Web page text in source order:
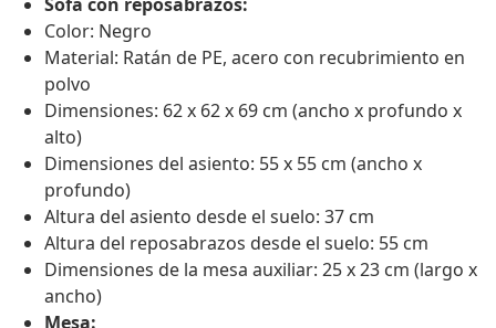
Color: Negro
Material: Ratán de PE, acero con recubrimiento en
polvo
Dimensiones: 62 x 62 x 69 cm (ancho x profundo x
alto)
Dimensiones del asiento: 55 x 55 cm (ancho x
profundo)
Altura del asiento desde el suelo: 37 cm
Altura del reposabrazos desde el suelo: 55 cm
Dimensiones de la mesa auxiliar: 25 x 23 cm (largo x
ancho)
Mesa: